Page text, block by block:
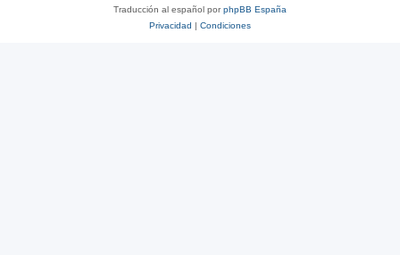
Traducción al español porphpBB España
Privacidad | Condiciones